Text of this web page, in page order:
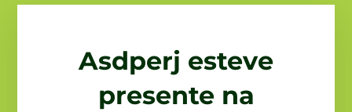
Asdperj esteve
presente na